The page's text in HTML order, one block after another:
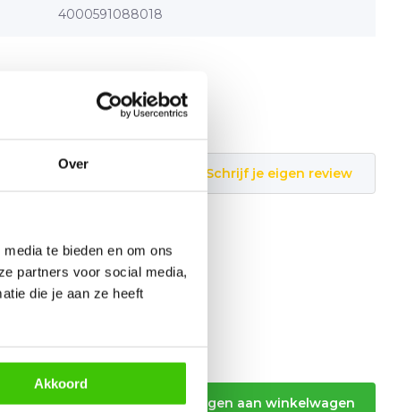
Over
te bieden en om ons
partners voor social media,
die je aan ze heeft
Akkoord
4000591088018
Schrijf je eigen review
Toevoegen aan winkelwagen